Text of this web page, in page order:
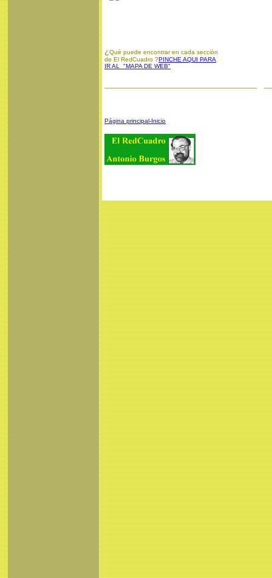
¿ Qué puede encontrar en cada sección
de El RedCuadro ?PINCHE AQUI PARA
IR AL "MAPA DE WEB"
Página principal-Inicio